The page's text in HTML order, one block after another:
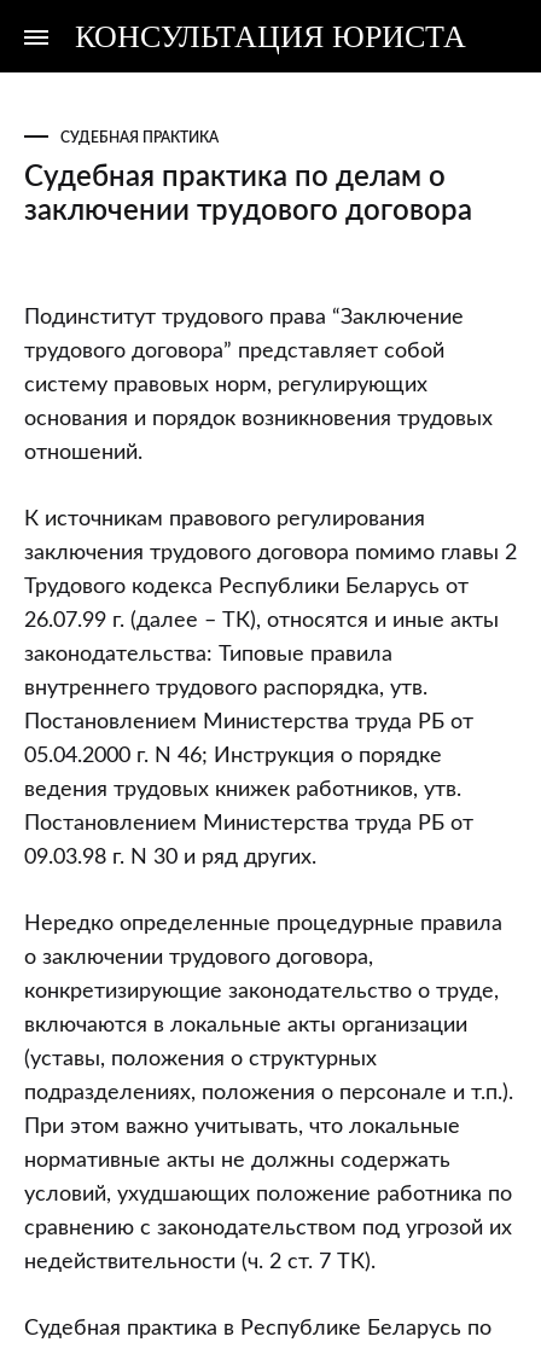
КОНСУЛЬТАЦИЯ ЮРИСТА
Консультация
Консультация
СУДЕБНАЯ ПРАКТИКА
Судебная практика по делам о
заключении трудового договора
Судебная
практика
по
делам
о
трудового
договора
Подинститут трудового права “Заключение
трудового договора” представляет собой
систему правовых норм, регулирующих
основания и порядок возникновения трудовых
отношений.
К источникам правового регулирования
заключения трудового договора помимо главы 2
Трудового кодекса Республики Беларусь от
26.07.99 г. (далее – ТК), относятся и иные акты
законодательства: Типовые правила
внутреннего трудового распорядка, утв.
Постановлением Министерства труда РБ от
05.04.2000 г. N 46; Инструкция о порядке
ведения трудовых книжек работников, утв.
Постановлением Министерства труда РБ от
09.03.98 г. N 30 и ряд других.
Нередко определенные процедурные правила
о заключении трудового договора,
конкретизирующие законодательство о труде,
включаются в локальные акты организации
(уставы, положения о структурных
подразделениях, положения о персонале и т.п.).
При этом важно учитывать, что локальные
нормативные акты не должны содержать
условий, ухудшающих положение работника по
сравнению с законодательством под угрозой их
недействительности (ч. 2 ст. 7 ТК).
Судебная практика в Республике Беларусь по